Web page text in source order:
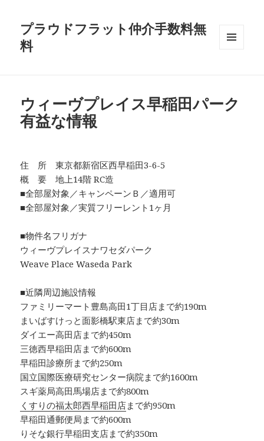
プラウドフラット仲介手数料無
料
ウィーヴプレイス早稲田パーク
有益な情報
住 所 東京都新宿区西早稲田3-6-5
概 要 地上14階 RC造
■全部屋対象／キャンペーンＢ／適用可
■全部屋対象／実質フリーレント1ヶ月
■物件名フリガナ
ウィーヴプレイスナワセダパーク
Weave Place Waseda Park
■近隣周辺施設情報
ファミリーマート豊島高田1丁目店まで約190m
まいばすけっと面影橋駅東店まで約30m
ダイエー高田店まで約450m
三徳西早稲田店まで約600m
早稲田診療所まで約250m
国立国際医療研究センター病院まで約1600m
スギ薬局高田馬場店まで約800m
くすりの福太郎西早稲田店まで約950m
早稲田通郵便局まで約600m
りそな銀行早稲田支店まで約350m